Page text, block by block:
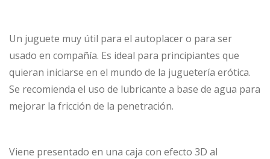
Un juguete muy útil para el autoplacer o para ser
usado en compañía. Es ideal para principiantes que
quieran iniciarse en el mundo de la juguetería erótica.
Se recomienda el uso de lubricante a base de agua para
mejorar la fricción de la penetración.
Viene presentado en una caja con efecto 3D al